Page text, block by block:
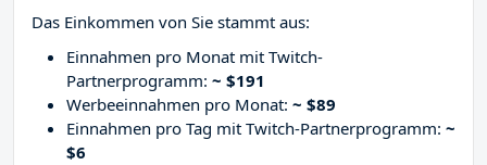
Das Einkommen von Sie stammt aus:
Einnahmen pro Monat mit Twitch-
Partnerprogramm: ~ $191
Werbeeinnahmen pro Monat: ~ $89
Einnahmen pro Tag mit Twitch-Partnerprogramm: ~
$6